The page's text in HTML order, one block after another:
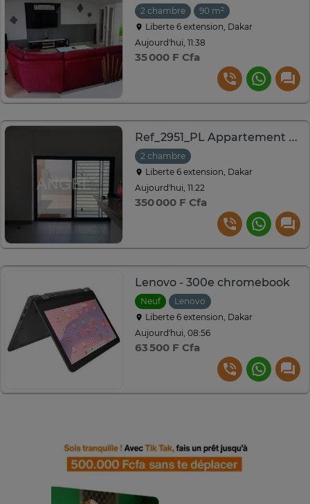
2 chambre
90 m²
Liberte 6 extension, Dakar
Aujourd'hui, 11:38
35 000 F Cfa
Ref_2951_PL Appartement à louer à Liberté 6 extension
2 chambre
Liberte 6 extension, Dakar
Aujourd'hui, 11:22
350 000 F Cfa
Lenovo - 300e chromebook
Neuf
Lenovo
Liberte 6 extension, Dakar
Aujourd'hui, 08:56
63 500 F Cfa